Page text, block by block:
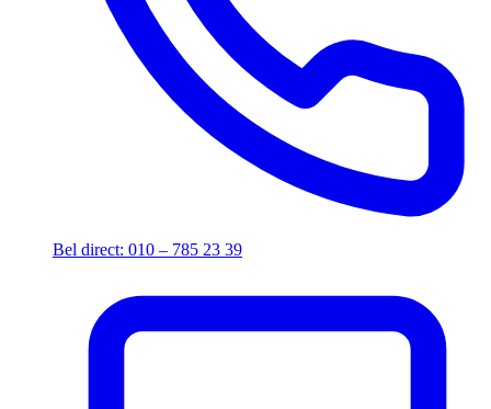
Bel direct: 010 – 785 23 39